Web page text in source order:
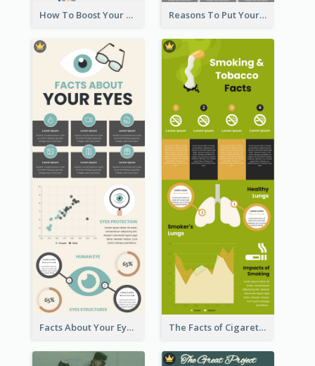
How To Boost Your Motivation Infographic Reasons To Put Your Phone Away Infographic
Facts About Your Eyes Infographic The Facts of Cigarette Infographic